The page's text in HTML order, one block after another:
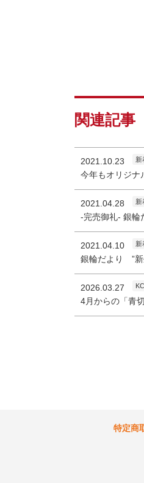
関連記事
2021.10.23 新
今年もオリジナ
2021.04.28 新
-完売御礼- 銀輪
2021.04.10 新
銀輪だより ”
2026.03.27
4月からの「青
特定商